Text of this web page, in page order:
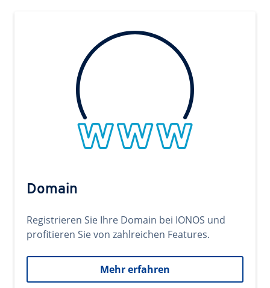
Domain
Registrieren Sie Ihre Domain bei IONOS und
profitieren Sie von zahlreichen Features.
Mehr erfahren